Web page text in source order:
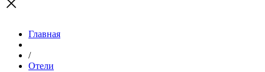
Главная
/
Отели